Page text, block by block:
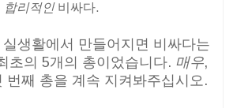
합리적인 비싸다.
생활에서 만들어지면 비싸다는
초의 5개의 총이었습니다. 매우,
번째 총을 계속 지켜봐주십시오.